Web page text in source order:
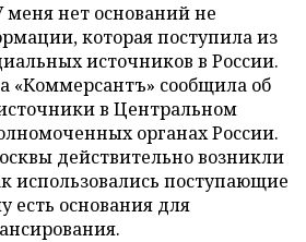
нет оснований не
которая поступила из
источников в России.
«Коммерсантъ» сообщила об
в Центральном
органах России.
действительно возникли
использовались поступающие
есть основания для